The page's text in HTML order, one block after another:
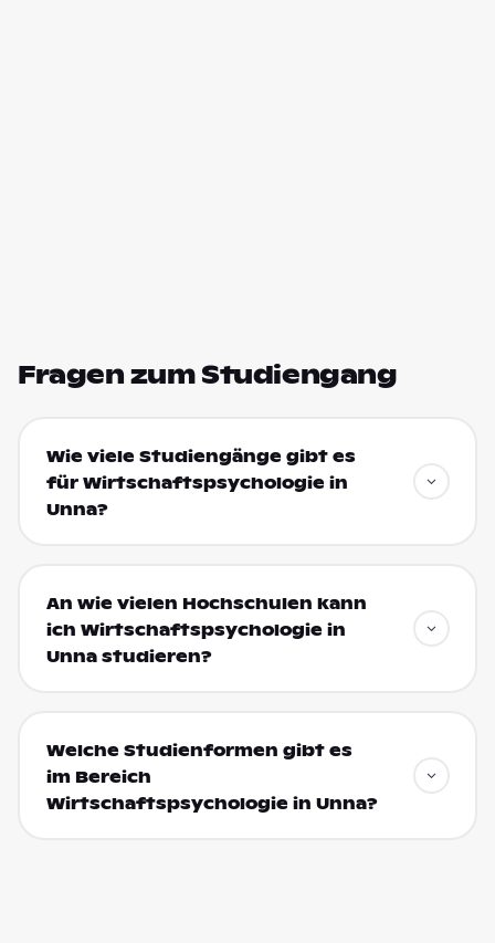
Fragen zum Studiengang
Wie viele Studiengänge gibt es
für Wirtschaftspsychologie in
Unna?
An wie vielen Hochschulen kann
ich Wirtschaftspsychologie in
Unna studieren?
Welche Studienformen gibt es
im Bereich
Wirtschaftspsychologie in Unna?